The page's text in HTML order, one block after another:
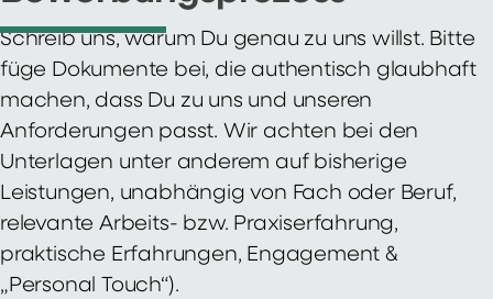
Schreib uns, warum Du genau zu uns willst. Bitte
füge Dokumente bei, die authentisch glaubhaft
machen, dass Du zu uns und unseren
Anforderungen passt. Wir achten bei den
Unterlagen unter anderem auf bisherige
Leistungen, unabhängig von Fach oder Beruf,
relevante Arbeits- bzw. Praxiserfahrung,
praktische Erfahrungen, Engagement &
„Personal Touch“).